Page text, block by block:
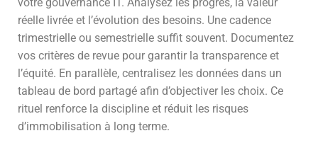
votre gouvernance IT. Analysez les progrès, la valeur
réelle livrée et l’évolution des besoins. Une cadence
trimestrielle ou semestrielle suffit souvent. Documentez
vos critères de revue pour garantir la transparence et
l’équité. En parallèle, centralisez les données dans un
tableau de bord partagé afin d’objectiver les choix. Ce
rituel renforce la discipline et réduit les risques
d’immobilisation à long terme.